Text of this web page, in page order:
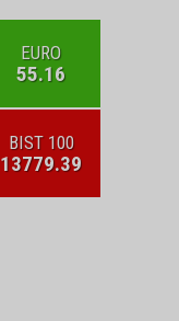
EURO
55.16
BIST 100
13779.39